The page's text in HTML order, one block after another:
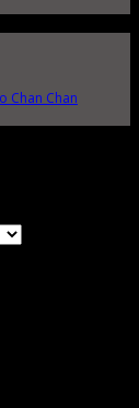
Chan Chan